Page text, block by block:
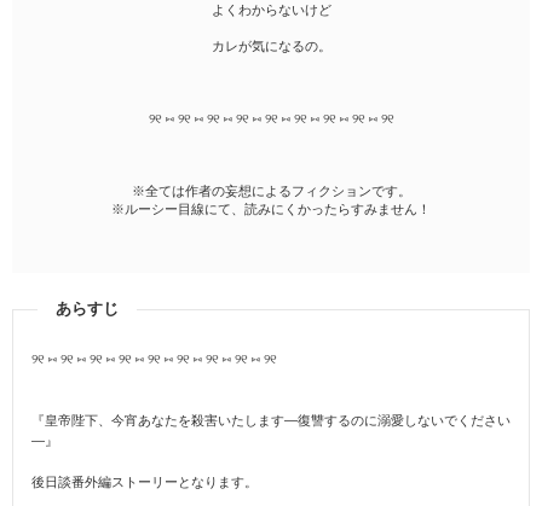
よくわからないけど
カレが気になるの。
୨୧ ⑅ ୨୧ ⑅ ୨୧ ⑅ ୨୧ ⑅ ୨୧ ⑅ ୨୧ ⑅ ୨୧ ⑅ ୨୧ ⑅ ୨୧
※全ては作者の妄想によるフィクションです。
※ルーシー目線にて、読みにくかったらすみません！
あらすじ
୨୧ ⑅ ୨୧ ⑅ ୨୧ ⑅ ୨୧ ⑅ ୨୧ ⑅ ୨୧ ⑅ ୨୧ ⑅ ୨୧ ⑅ ୨୧
『皇帝陛下、今宵あなたを殺害いたします―復讐するのに溺愛しないでください
―』
後日談番外編ストーリーとなります。